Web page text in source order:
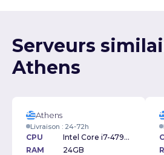
Serveurs
Athens
Athens
Livraison : 24-72h
CPU
Intel Core i7-4790 3.60GHz
RAM
24GB